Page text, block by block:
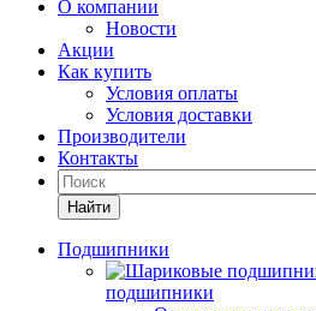
О компании
Новости
Акции
Как купить
Условия оплаты
Условия доставки
Производители
Контакты
Найти
Подшипники
подшипники